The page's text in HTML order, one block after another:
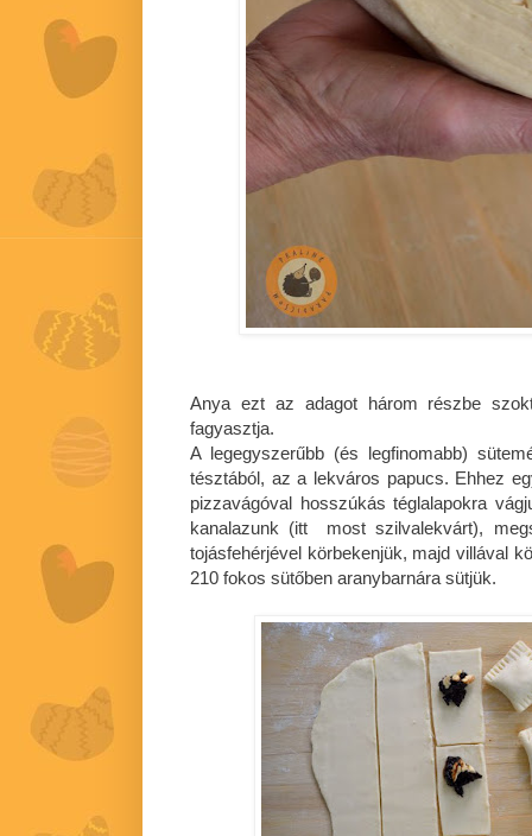
Anya ezt az adagot három részbe
fagyasztja.
A legegyszerűbb (és legfinomabb)
tésztából, az a lekváros papucs. Ehhez
pizzavágóval hosszúkás téglalapokra
kanalazunk (itt most szilvalekvárt),
tojásfehérjével körbekenjük, majd villával
210 fokos sütőben aranybarnára sütjük.